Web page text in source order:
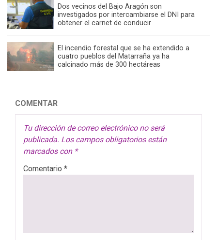
Dos vecinos del Bajo Aragón son
investigados por intercambiarse el DNI para
obtener el carnet de conducir
El incendio forestal que se ha extendido a
cuatro pueblos del Matarraña ya ha
calcinado más de 300 hectáreas
COMENTAR
Tu dirección de correo electrónico no será
publicada. Los campos obligatorios están
marcados con *
Comentario *